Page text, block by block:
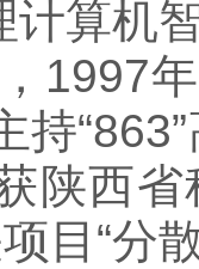
计算机
1997
持
陕西
项目“分